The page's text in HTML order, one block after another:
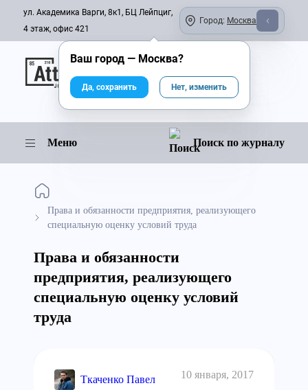
ул. Академика Варги, 8к1, БЦ Лейпциг,
4 этаж, офис 421
Город: Москва
Онлайн-журнал
Меню Поиск по журналу
Права и обязанности предприятия, реализующего
специальную оценку условий труда
Права и обязанности
предприятия, реализующего
специальную оценку условий
труда
Ткаченко Павел 10 января, 2017
Ваш город — Москва?
Да, сохранить Нет, изменить